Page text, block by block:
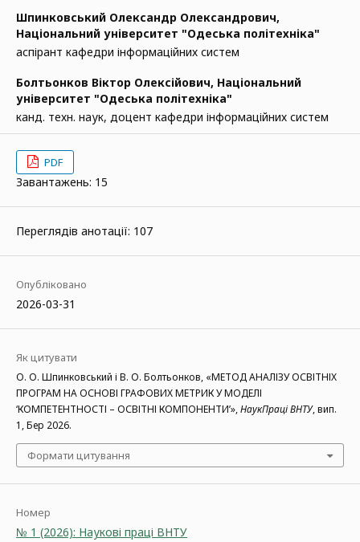
Шпинковський Олександр Олександрович,
Національний університет "Одеська політехніка"
аспірант кафедри інформаційних систем
Болтьонков Віктор Олексійович, Національний
університет "Одеська політехніка"
канд. техн. наук, доцент кафедри інформаційних систем
PDF
Завантажень: 15
Переглядів анотації: 107
Опубліковано
2026-03-31
Як цитувати
О. О. Шпинковський і В. О. Болтьонков, «МЕТОД АНАЛІЗУ ОСВІТНІХ
ПРОГРАМ НА ОСНОВІ ГРАФОВИХ МЕТРИК У МОДЕЛІ
‘КОМПЕТЕНТНОСТІ – ОСВІТНІ КОМПОНЕНТИ’»,НаукПраці ВНТУ, вип.
1, Бер 2026.
Формати цитування
Номер
№ 1 (2026): Наукові праці ВНТУ